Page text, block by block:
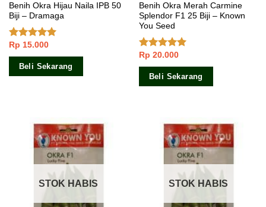
Benih Okra Hijau Naila IPB 50
Biji – Dramaga
Dinilai4.83
dari 5
Rp 15.000
Beli Sekarang
Benih Okra Merah Carmine
Splendor F1 25 Biji – Known
You Seed
Dinilai5.00
dari 5
Rp 20.000
Beli Sekarang
STOK HABIS STOK HABIS